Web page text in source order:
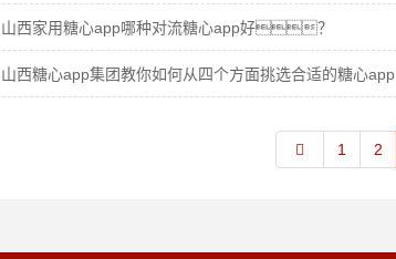
山西家用糖心app哪种对流糖心app好？
山西糖心app集团教你如何从四个方面挑选合适的糖心app
1 2